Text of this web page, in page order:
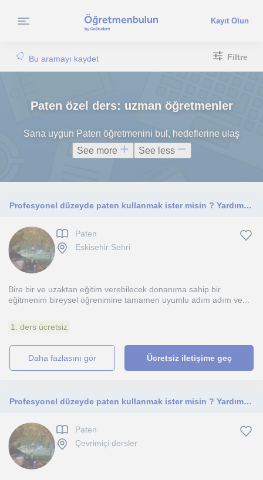
Kayıt Olun
Bu aramayı kaydet Filtre
Paten özel ders: uzman öğretmenler
Sana uygun Paten öğretmenini bul, hedeflerine ulaş
See more
See less
Profesyonel düzeyde paten kullanmak ister misin ? Yardımcı olmaktan mutluluk duyarım.
Paten
Eskisehir Sehri
Bire bir ve uzaktan eğitim verebilecek donanıma sahip bir
eğitmenim bireysel öğrenimine tamamen uyumlu adım adım ve...
1. ders ücretsiz
daha fazlasını gör Ücretsiz iletişime geç
Profesyonel düzeyde paten kullanmak ister misin ? Yardımcı olmaktan mutluluk duyarım yüz yüze ve online dersler vermekteyim
Paten
Çevrimiçi dersler